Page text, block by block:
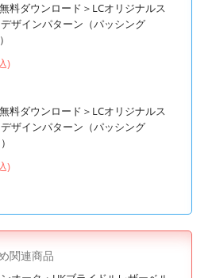
料ダウンロード＞LCオリジナルス
ザインパターン（パッシング
)
料ダウンロード＞LCオリジナルス
ザインパターン（パッシング
)
関連商品